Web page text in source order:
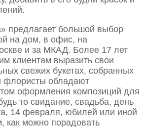
предлагает большой выбор
на дом, в офис, на
и за МКАД. Более 17 лет
клиентам выразить свои
свежих букетах, собранных
обладают
оформления композиций для
то свидание, свадьба, день
14 февраля, юбилей или иной
как можно порадовать